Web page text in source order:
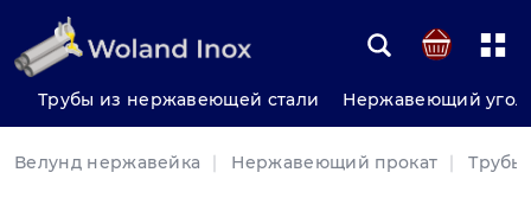
Трубы из нержавеющей стали Нержавеющий
Велунд нержавейка Нержавеющий прокат Трубы